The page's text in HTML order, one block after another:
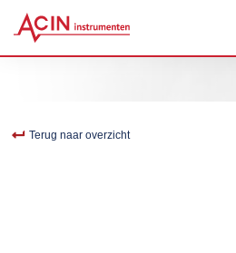
Terug naar overzicht